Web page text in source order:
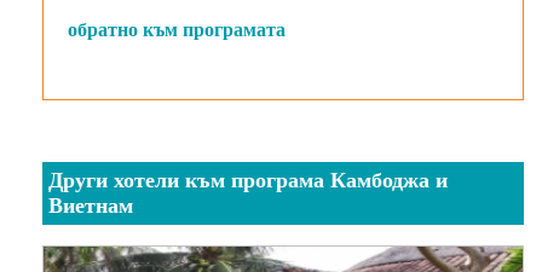
обратно към програмата
Други хотели към програма Камбоджа и
Виетнам